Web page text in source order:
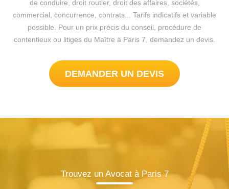
de conduire, droit routier, droit des affaires, sociétés,
commercial, concurrence, contrats... Tarifs indicatifs et variable
possible. Pour un prix précis du conseil, procédure de
contentieux ou litiges du Maître à Paris 7, demandez un devis.
DEMANDER UN DEVIS
Trouvez un Avocat à Paris 7